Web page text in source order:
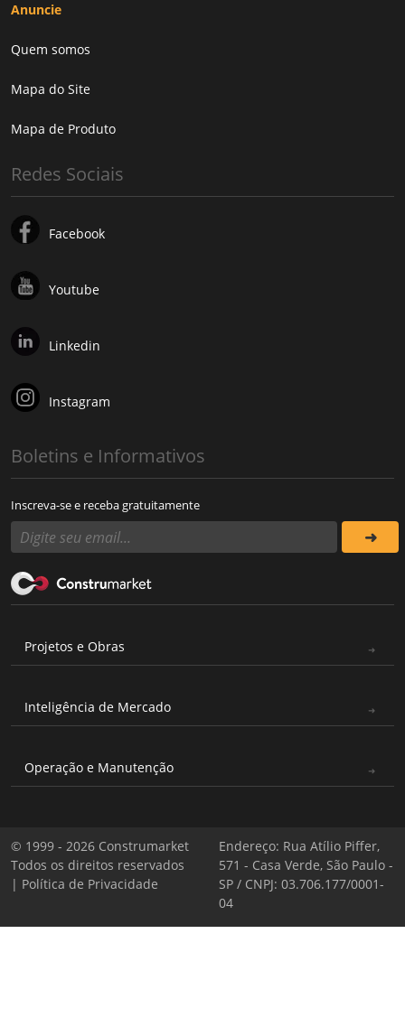
Anuncie
Quem somos
Mapa do Site
Mapa de Produto
Redes Sociais
Facebook
Youtube
Linkedin
Instagram
Boletins e Informativos
Inscreva-se e receba gratuitamente
Projetos e Obras
Inteligência de Mercado
Operação e Manutenção
© 1999 - 2026 Construmarket
Todos os direitos reservados
| Política de Privacidade
Endereço: Rua Atílio Piffer,
571 - Casa Verde, São Paulo -
SP / CNPJ: 03.706.177/0001-
04